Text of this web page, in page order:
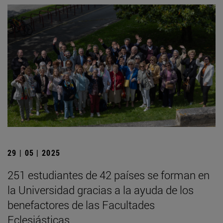
29 | 05 | 2025
251 estudiantes de 42 países se forman en
la Universidad gracias a la ayuda de los
benefactores de las Facultades
Eclesiásticas